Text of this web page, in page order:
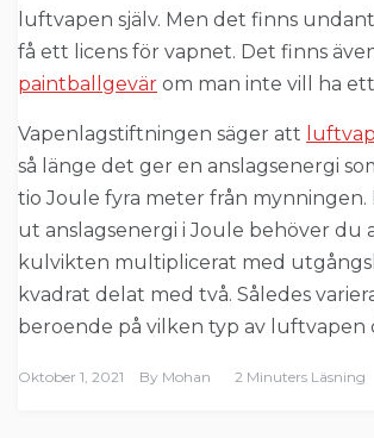
luftvapen själv. Men det finns
få ett licens för vapnet. Det finns
paintballgevär om man inte vill ha
Vapenlagstiftningen säger att
så länge det ger en anslagsenergi
tio Joule fyra meter från mynningen.
ut anslagsenergi i Joule behöver du
kulvikten multi­plicerat med
kvadrat delat med två. Således
beroende på vilken typ av luftvapen
Oktober 1, 2021 By Mohan 2 Minuters Läsning